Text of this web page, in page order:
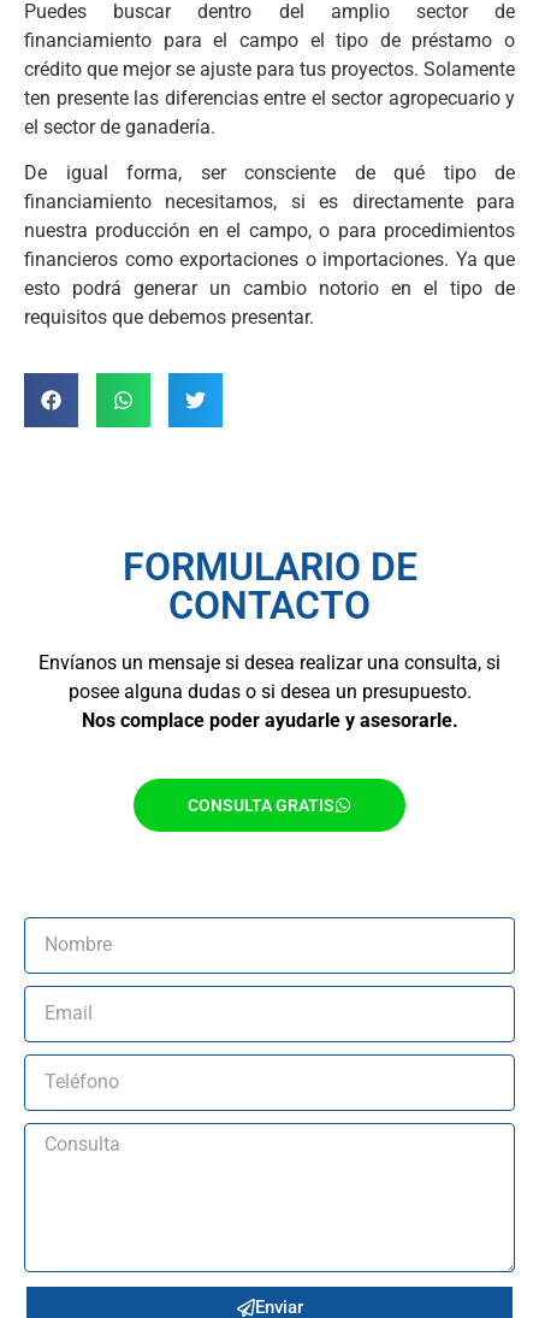
Puedes buscar dentro del amplio sector de
financiamiento para el campo el tipo de préstamo o
crédito que mejor se ajuste para tus proyectos. Solamente
ten presente las diferencias entre el sector agropecuario y
el sector de ganadería.
De igual forma, ser consciente de qué tipo de
financiamiento necesitamos, si es directamente para
nuestra producción en el campo, o para procedimientos
financieros como exportaciones o importaciones. Ya que
esto podrá generar un cambio notorio en el tipo de
requisitos que debemos presentar.
FORMULARIO DE
CONTACTO
Envíanos un mensaje si desea realizar una consulta, si
posee alguna dudas o si desea un presupuesto.
Nos complace poder ayudarle y asesorarle.
CONSULTA GRATIS
Enviar